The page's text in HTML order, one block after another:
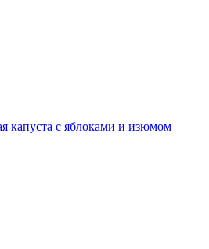
капуста с яблоками и изюмом